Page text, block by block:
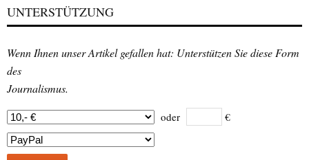
UNTERSTÜTZUNG
Wenn Ihnen unser Artikel gefallen hat: Unterstützen Sie diese Form
des
Journalismus.
oder €